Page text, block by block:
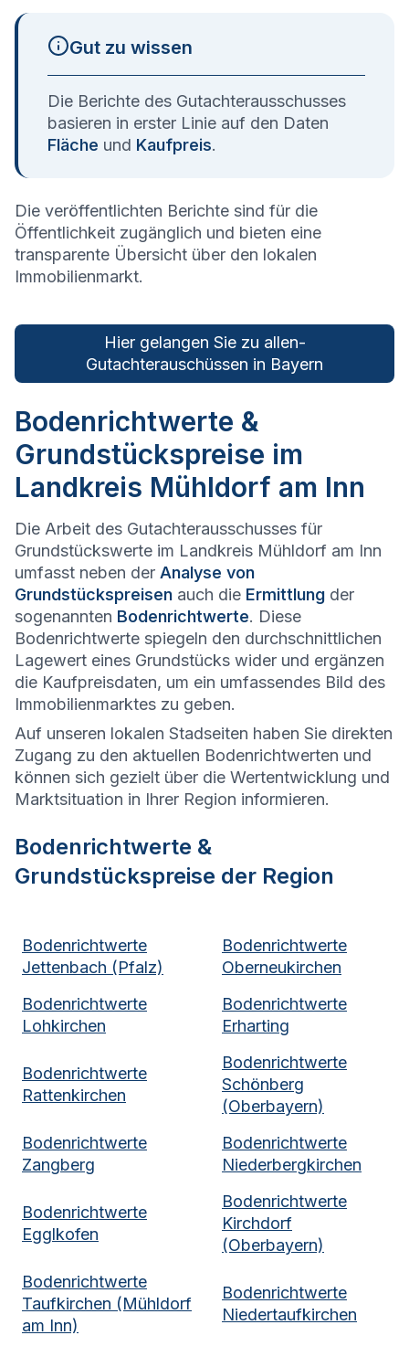
Gut zu wissen
Die Berichte des Gutachterausschusses
basieren in erster Linie auf den Daten
Fläche und Kaufpreis.
Die veröffentlichten Berichte sind für die
Öffentlichkeit zugänglich und bieten eine
transparente Übersicht über den lokalen
Immobilienmarkt.
Hier gelangen Sie zu allen­
Gutachterauschüssen in Bayern
Bodenrichtwerte &
Grundstückspreise im
Landkreis Mühldorf am Inn
Die Arbeit des Gutachterausschusses für
Grundstückswerte im Landkreis Mühldorf am Inn
umfasst neben der Analyse von
Grundstückspreisen auch die Ermittlung der
sogenannten Bodenrichtwerte. Diese
Bodenrichtwerte spiegeln den durchschnittlichen
Lagewert eines Grundstücks wider und ergänzen
die Kaufpreisdaten, um ein umfassendes Bild des
Immobilienmarktes zu geben.
Auf unseren lokalen Stadseiten haben Sie direkten
Zugang zu den aktuellen Bodenrichtwerten und
können sich gezielt über die Wertentwicklung und
Marktsituation in Ihrer Region informieren.
Bodenrichtwerte &
Grundstückspreise der Region
Bodenrichtwerte
Jettenbach (Pfalz)
Bodenrichtwerte
Oberneukirchen
Bodenrichtwerte
Lohkirchen
Bodenrichtwerte
Erharting
Bodenrichtwerte
Rattenkirchen
Bodenrichtwerte
Schönberg
(Oberbayern)
Bodenrichtwerte
Zangberg
Bodenrichtwerte
Niederbergkirchen
Bodenrichtwerte
Egglkofen
Bodenrichtwerte
Kirchdorf
(Oberbayern)
Bodenrichtwerte
Taufkirchen (Mühldorf
am Inn)
Bodenrichtwerte
Niedertaufkirchen